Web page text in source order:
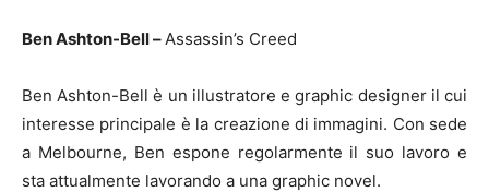
Ben Ashton-Bell – Assassin’s Creed
Ben Ashton-Bell è un illustratore e graphic designer il cui
interesse principale è la creazione di immagini. Con sede
a Melbourne, Ben espone regolarmente il suo lavoro e
sta attualmente lavorando a una graphic novel.